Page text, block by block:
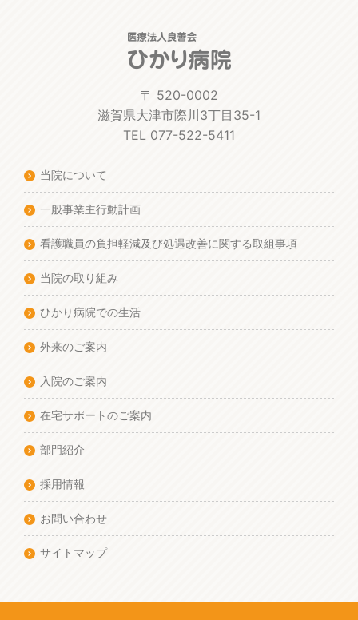
〒 520-0002
滋賀県大津市際川3丁目35-1
TEL 077-522-5411
当院について
一般事業主行動計画
看護職員の負担軽減及び処遇改善に関する取組事項
当院の取り組み
ひかり病院での生活
外来のご案内
入院のご案内
在宅サポートのご案内
部門紹介
採用情報
お問い合わせ
サイトマップ